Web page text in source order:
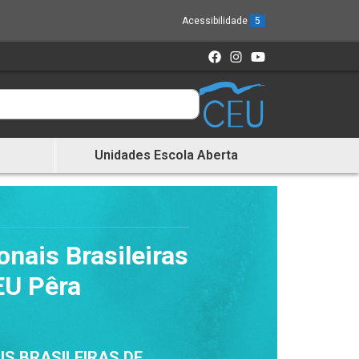
Acessibilidade 5
Unidades Escola Aberta
Brasileiras
Pêra